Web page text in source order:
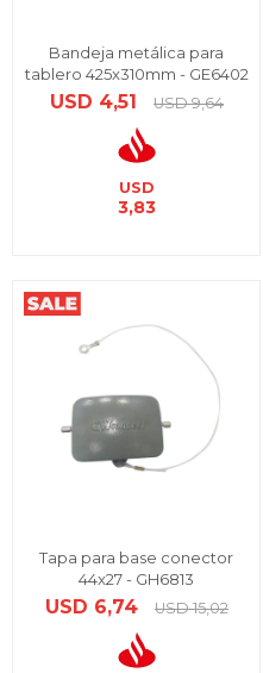
Bandeja metálica para
tablero 425x310mm - GE6402
USD 4,51 USD 9,64
USD
3,83
Tapa para base conector
44x27 - GH6813
USD 6,74 USD 15,02